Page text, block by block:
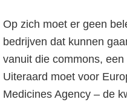
Op zich moet er geen
bedrijven dat kunnen
vanuit die commons,
Uiteraard moet voor
Medicines Agency – de